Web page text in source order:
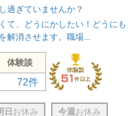
過ぎていませんか？
て、どうにかしたい！どうにも
解消させます。職場...
体験談
72件
日 お休み 今週 お休み